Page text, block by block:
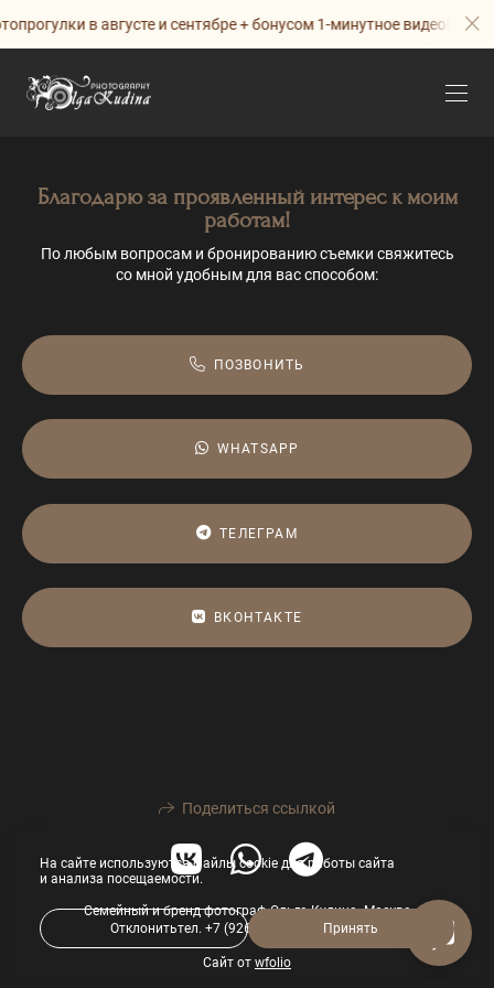
в августе и сентябре + бонусом 1-минутное видео!
Благодарю за проявленный интерес к моим
работам!
По любым вопросам и бронированию съемки свяжитесь
со мной удобным для вас способом:
ПОЗВОНИТЬ
WHATSAPP
ТЕЛЕГРАМ
ВКОНТАКТЕ
Поделиться ссылкой
Семейный и бренд фотограф Ольга Кудина. Москва
тел. +7 (926) 067-9239
Сайт от wfolio
На сайте используются файлы cookie для работы сайта
и анализа посещаемости.
Отклонить Принять